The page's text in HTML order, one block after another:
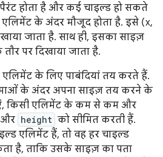
होता है और कई चाइल्ड हो सकते
के अंदर मौजूद होता है. इसे (x,
जाता है. साथ ही, इसका साइज़
पर दिखाया जाता है.
के लिए पाबंदियां तय करते हैं.
के अंदर अपना साइज़ तय करने के
किसी एलिमेंट के कम से कम और
और height को सीमित करती हैं.
एलिमेंट हैं, तो वह हर चाइल्ड
है, ताकि उसके साइज़ का पता